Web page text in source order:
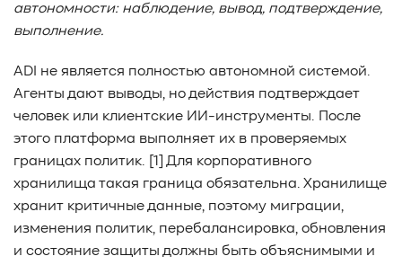
автономности: наблюдение, вывод, подтверждение,
выполнение.
ADI не является полностью автономной системой.
Агенты дают выводы, но действия подтверждает
человек или клиентские ИИ-инструменты. После
этого платформа выполняет их в проверяемых
границах политик. [1] Для корпоративного
хранилища такая граница обязательна. Хранилище
хранит критичные данные, поэтому миграции,
изменения политик, перебалансировка, обновления
и состояние защиты должны быть объяснимыми и